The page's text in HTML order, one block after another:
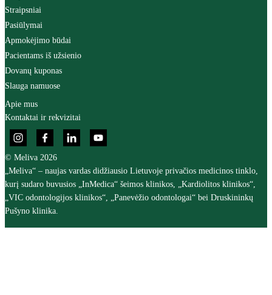
Straipsniai
Pasiūlymai
Apmokėjimo būdai
Pacientams iš užsienio
Dovanų kuponas
Slauga namuose
Apie mus
Kontaktai ir rekvizitai
© Meliva 2026
„Meliva“ – naujas vardas didžiausio Lietuvoje privačios medicinos tinklo,
kurį sudaro buvusios „InMedica“ šeimos klinikos, „Kardiolitos klinikos“,
„VIC odontologijos klinikos“, „Panevėžio odontologai“ bei Druskininkų
Pušyno klinika.